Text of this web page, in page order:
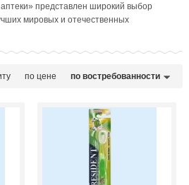
представлен широкий выбор
мировых и отечественных
по цене по востребованности